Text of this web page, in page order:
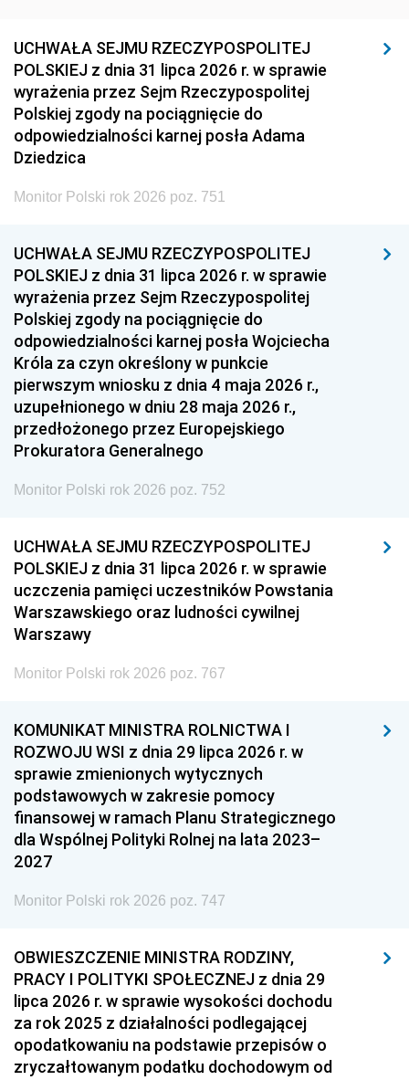
UCHWAŁA SEJMU RZECZYPOSPOLITEJ
POLSKIEJ z dnia 31 lipca 2026 r. w sprawie
wyrażenia przez Sejm Rzeczypospolitej
Polskiej zgody na pociągnięcie do
odpowiedzialności karnej posła Adama
Dziedzica
Monitor Polski rok 2026 poz. 751
UCHWAŁA SEJMU RZECZYPOSPOLITEJ
POLSKIEJ z dnia 31 lipca 2026 r. w sprawie
wyrażenia przez Sejm Rzeczypospolitej
Polskiej zgody na pociągnięcie do
odpowiedzialności karnej posła Wojciecha
Króla za czyn określony w punkcie
pierwszym wniosku z dnia 4 maja 2026 r.,
uzupełnionego w dniu 28 maja 2026 r.,
przedłożonego przez Europejskiego
Prokuratora Generalnego
Monitor Polski rok 2026 poz. 752
UCHWAŁA SEJMU RZECZYPOSPOLITEJ
POLSKIEJ z dnia 31 lipca 2026 r. w sprawie
uczczenia pamięci uczestników Powstania
Warszawskiego oraz ludności cywilnej
Warszawy
Monitor Polski rok 2026 poz. 767
KOMUNIKAT MINISTRA ROLNICTWA I
ROZWOJU WSI z dnia 29 lipca 2026 r. w
sprawie zmienionych wytycznych
podstawowych w zakresie pomocy
finansowej w ramach Planu Strategicznego
dla Wspólnej Polityki Rolnej na lata 2023–
2027
Monitor Polski rok 2026 poz. 747
OBWIESZCZENIE MINISTRA RODZINY,
PRACY I POLITYKI SPOŁECZNEJ z dnia 29
lipca 2026 r. w sprawie wysokości dochodu
za rok 2025 z działalności podlegającej
opodatkowaniu na podstawie przepisów o
zryczałtowanym podatku dochodowym od